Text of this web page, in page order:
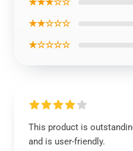
★★☆☆☆
★☆☆☆☆
This product is
and is user-friendly.